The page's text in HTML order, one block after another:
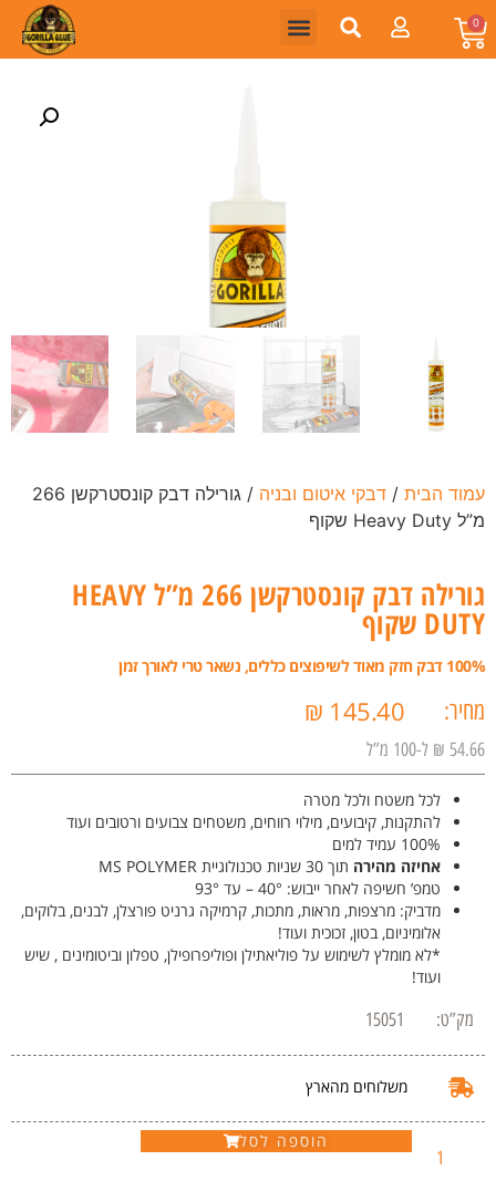
0
עמוד הבית/ דבקי איטום ובניה
/ גורילה דבק קונסטרקשן 266
מ”ל Heavy Duty שקוף
גורילה דבק קונסטרקשן 266 מ”ל HEAVY
DUTY שקוף
100% דבק חזק מאוד לשיפוצים כללים, נשאר טרי לאורך זמן
מחיר: ₪ 145.40
54.66 ₪ ל-100 מ”ל
לכל משטח ולכל מטרה
להתקנות, קיבועים, מילוי רווחים, משטחים צבועים ורטובים ועוד
100% עמיד למים
אחיזה מהירה תוך 30 שניות טכנולוגיית MS POLYMER
טמפ’ חשיפה לאחר ייבוש: 40° – עד 93°
מדביק: מרצפות, מראות, מתכות, קרמיקה גרניט פורצלן, לבנים, בלוקים,
אלומיניום, בטון, זכוכית ועוד!
*לא מומלץ לשימוש על פוליאתילן ופוליפרופילן, טפלון וביטומינים , שיש
ועוד!
מק”ט: 15051
משלוחים מהארץ
הוספה לסל